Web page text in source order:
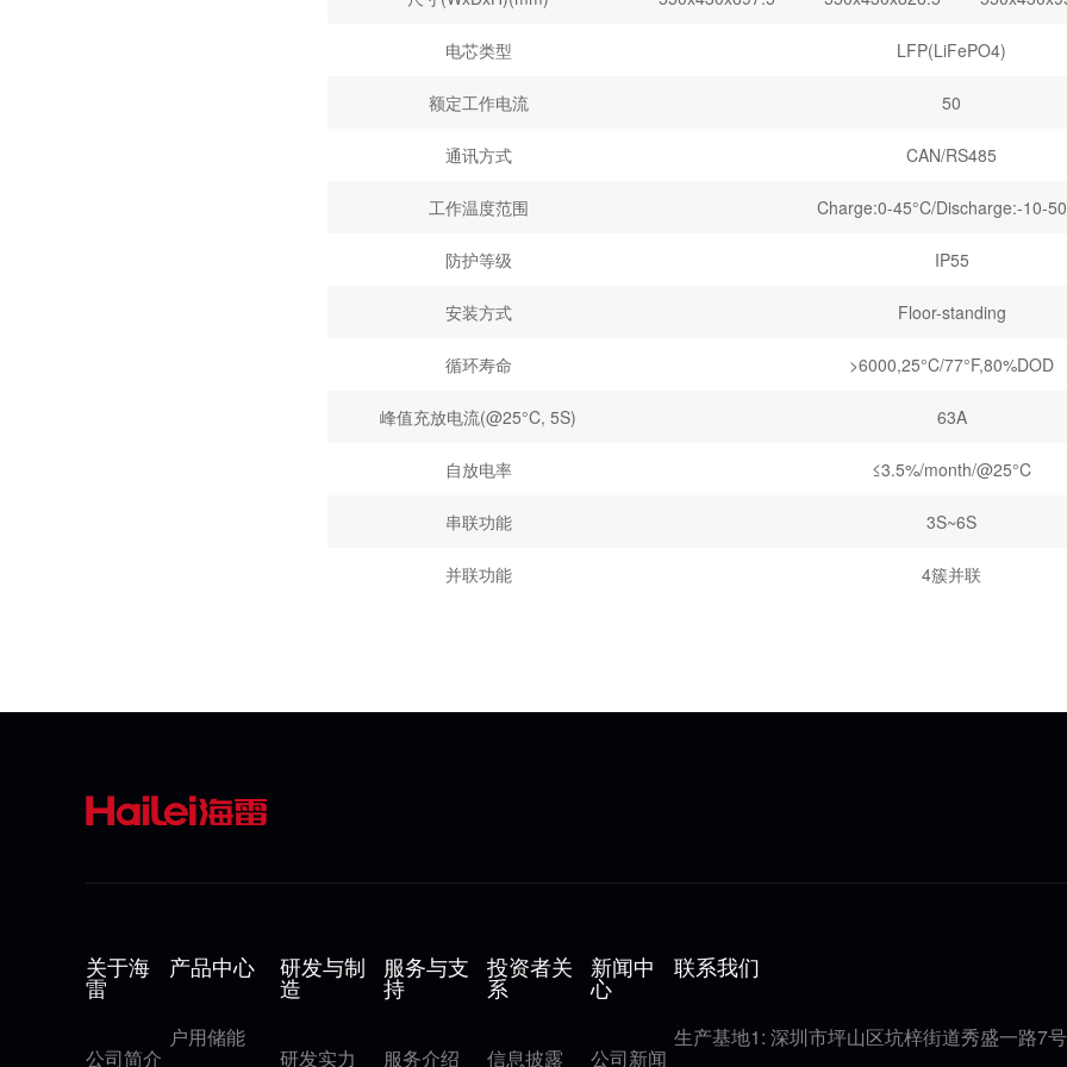
电芯类型 LFP(LiFePO4)
额定工作电流 50
通讯方式 CAN/RS485
工作温度范围 Charge:0-45°C/Discharge:-10-
防护等级 IP55
安装方式 Floor-standing
循环寿命 >6000,25°C/77°F,80%DOD
峰值充放电流(@25°C, 5S) 63A
自放电率 ≤3.5%/month/@25°C
串联功能 3S~6S
并联功能 4簇并联
关于海
雷
公司简介
产品中心
户用储能
研发与制
造
研发实力
服务与支
持
服务介绍
投资者关
系
信息披露
新闻中
心
公司新闻
联系我们
生产基地1: 深圳市坪山区坑梓街道秀盛一路7号